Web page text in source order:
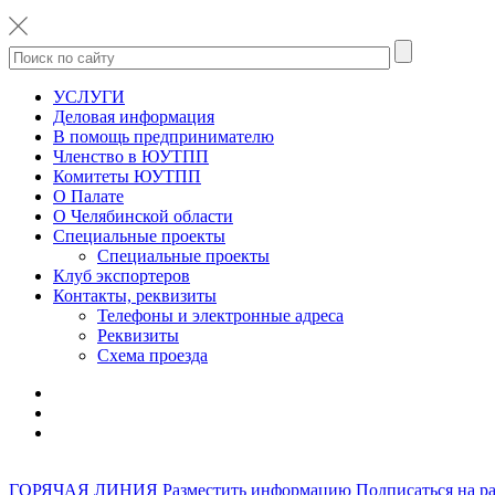
УСЛУГИ
Деловая информация
В помощь предпринимателю
Членство в ЮУТПП
Комитеты ЮУТПП
О Палате
О Челябинской области
Специальные проекты
Специальные проекты
Клуб экспортеров
Контакты, реквизиты
Телефоны и электронные адреса
Реквизиты
Схема проезда
ГОРЯЧАЯ ЛИНИЯ Разместить информацию Подписаться на